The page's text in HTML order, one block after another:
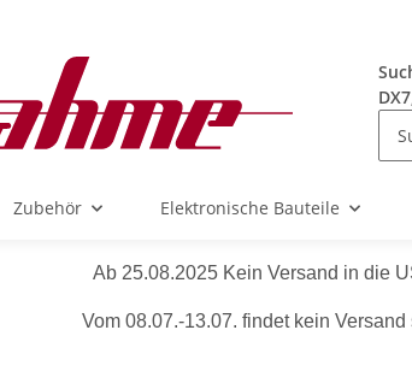
Zubehör Elektronische Bauteile
Ab 25.08.2025 Kein Versand in die
Vom 08.07.-13.07. findet kein Versand